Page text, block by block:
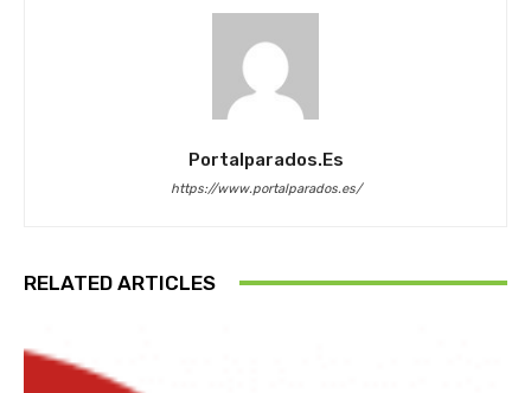
Portalparados.es
https://www.portalparados.es/
RELATED ARTICLES